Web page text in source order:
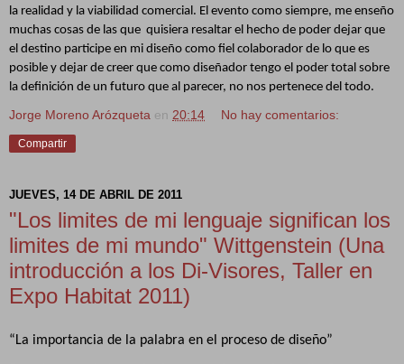
la realidad y la viabilidad comercial. El evento como siempre, me enseño
muchas cosas de las que quisiera resaltar el hecho de poder dejar que
el destino participe en mi diseño como fiel colaborador de lo que es
posible y dejar de creer que como diseñador tengo el poder total sobre
la definición de un futuro que al parecer, no nos pertenece del todo.
Jorge Moreno Arózqueta en 20:14 No hay comentarios:
Compartir
JUEVES, 14 DE ABRIL DE 2011
"Los limites de mi lenguaje significan los
limites de mi mundo" Wittgenstein (Una
introducción a los Di-Visores, Taller en
Expo Habitat 2011)
“La importancia de la palabra en el proceso de diseño”